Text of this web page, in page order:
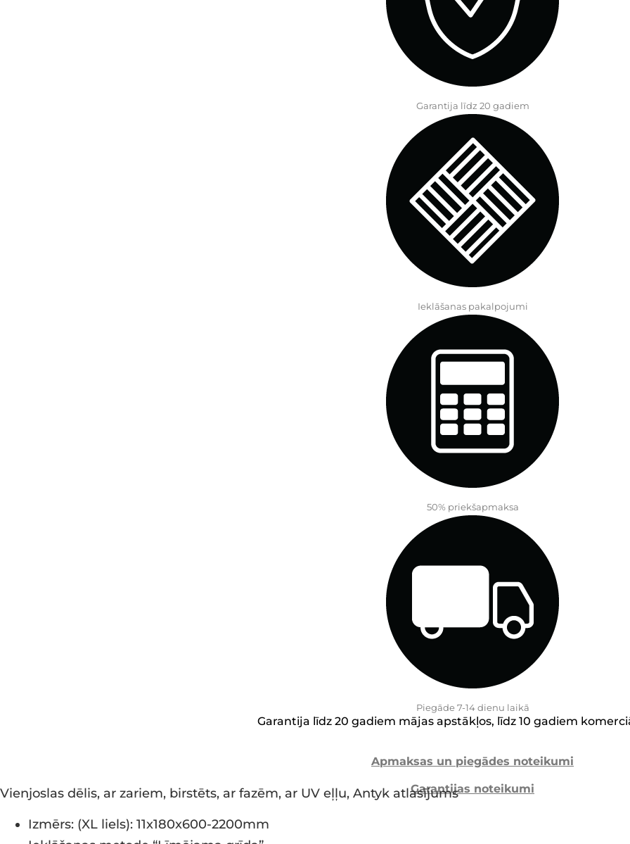
Garantija līdz 20 gadiem
Ieklāšanas pakalpojumi
50% priekšapmaksa
Piegāde 7-14 dienu laikā
Garantija līdz 20 gadiem mājas apstākļos, līdz 10 gadiem
Apmaksas un piegādes noteikumi
Garantijas noteikumi
Vienjoslas dēlis, ar zariem, birstēts, ar fazēm, ar UV eļļu, Antyk atlasījums
Izmērs: (XL liels): 11x180x600-2200mm